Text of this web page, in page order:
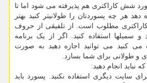
شش کاراکتری هم پذیرفته می شود اما تا
هر چه پسوردتان را طولانیتر کنید بهتر
یک پسورد ۱۲ کاراکتری مطلوب است. از تلفیقی از حروف
سمبلها استفاده کنید. اگر از یک برنامه
می کنید می توانید اجازه دهید به صورت
و طولانی برای شما بسازد.
نباید انجام دهید:
سایت دیگری استفاده نکنید. پسورد باید